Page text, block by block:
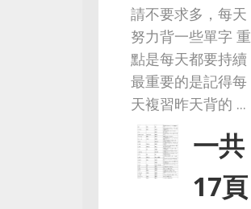
請不要求多，每天
努力背一些單字 重
點是每天都要持續
最重要的是記得每
天複習昨天背的 ...
一共
17頁